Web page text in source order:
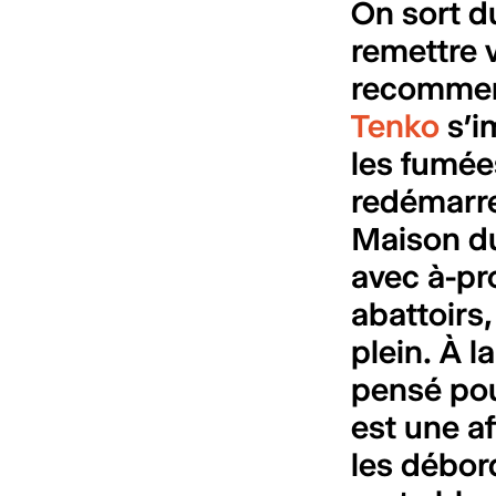
On sort
remettre
Tenko
les
Maison
avec à-
plein. À
pensé
est une
les